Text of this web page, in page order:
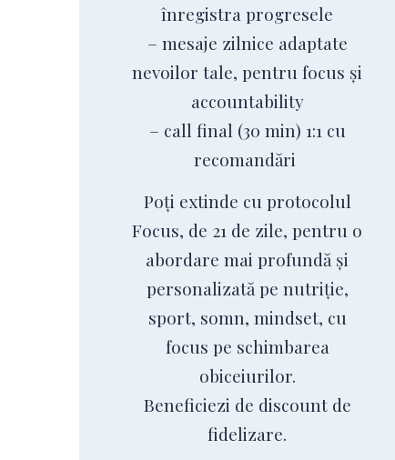
înregistra progresele
– mesaje zilnice adaptate
nevoilor tale, pentru focus și
accountability
– call final (30 min) 1:1 cu
recomandări
Poți extinde cu protocolul
Focus, de 21 de zile, pentru o
abordare mai profundă și
personalizată pe nutriție,
sport, somn, mindset, cu
focus pe schimbarea
obiceiurilor.
Beneficiezi de discount de
fidelizare.